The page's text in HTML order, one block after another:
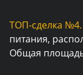
ТОП-сделка №4.
питания,
Общая площадь